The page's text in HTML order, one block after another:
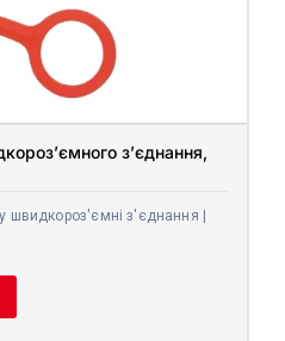
з’єднання,
швидкороз'ємні з'єднання |